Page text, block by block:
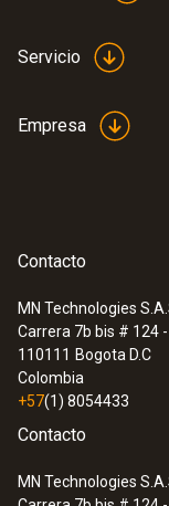
Servicio
Empresa
Contacto
MN Technologies
Carrera 7b bis # 124
110111 Bogota D.C
Colombia
+57(1) 8054433
Contacto
MN Technologies